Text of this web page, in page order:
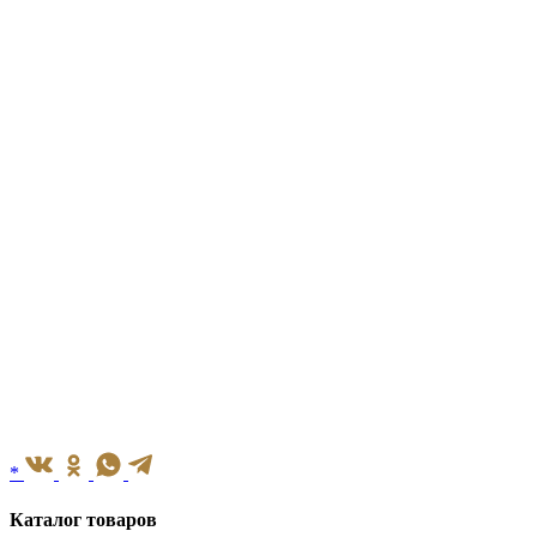
*
Каталог товаров